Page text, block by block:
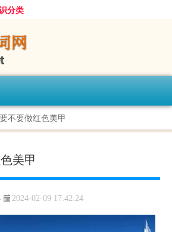
分类
不要做红色美甲
美甲
2024-02-09 17:42:24